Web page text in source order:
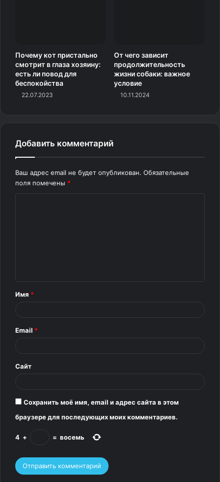
«Наша собака каждый год портит праздничные фото»
Почему кот пристально
смотрит в глаза хозяину:
есть ли повод для
беспокойства
22.07.2023
От чего зависит
продолжительность
жизни собаки: важное
условие
10.11.2024
Добавить комментарий
Ваш адрес email не будет опубликован. Обязательные
поля помечены *
и
*
Имя *
Email *
Сайт
Сохранить моё имя, email и адрес сайта в этом
браузере для последующих моих комментариев.
4 + = восемь